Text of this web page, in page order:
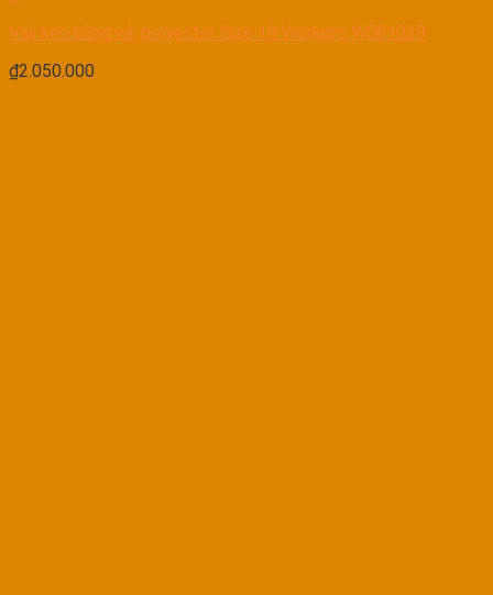
Vali kéo bằng vải polyester Size 18 Workpro W081029
₫2.050.000